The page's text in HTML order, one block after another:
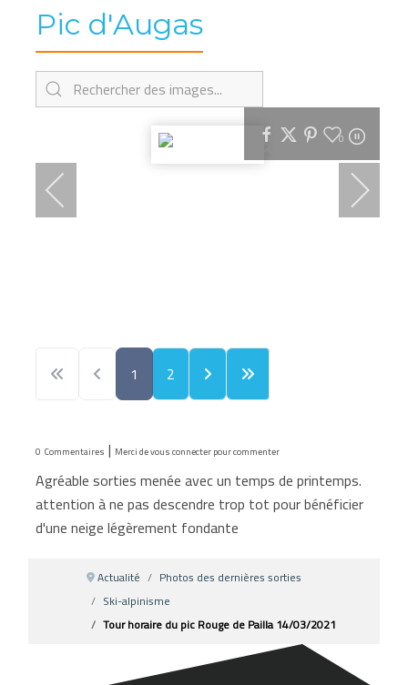
Pic d'Augas
0
1 2
0 Commentaires | Merci de vous connecter pour commenter
Agréable sorties menée avec un temps de printemps.
attention à ne pas descendre trop tot pour bénéficier
d'une neige légèrement fondante
Actualité
Photos des dernières sorties
Ski-alpinisme
Tour horaire du pic Rouge de Pailla 14/03/2021